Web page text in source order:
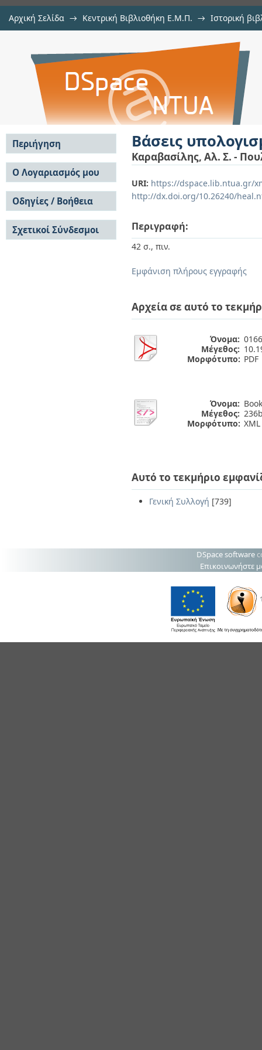
Αρχική Σελίδα → Κεντρική Βιβλιοθήκη Ε.Μ.Π. → Ιστορική
Βάσεις υπολογισμού ολόσωμων
Βάσεις
Καραβασίλης, Αλ. Σ. -
URI: https://dspace.lib.ntua.gr/
http://dx.doi.org/10.26240/
Περιγραφή:
42 σ., πιν.
Εμφάνιση πλήρους εγγραφής
Αρχεία σε αυτό το
Όνομα:
Μέγεθος:
Μορφότυπο: PDF
Όνομα:
Μέγεθος:
Μορφότυπο: XML
Αυτό το τεκμήριο
Γενική Συλλογή [739]
Περιήγηση
Σε όλο το DSpace
Κοινότητες & Συλλογές
Ανά Ημερομηνία
Έκδοσης
Συγγραφείς
Τίτλοι
Θέματα
Ο Λογαριασμός μου
Σύνδεση
Εγγραφή
Οδηγίες / Βοήθεια
Οδηγίες Υποβολής
Οδηγίες Χρήσης ΙΑ
Συχνές Ερωτήσεις
Σχετικοί Σύνδεσμοι
DSpace software
Επικοινωνήστε